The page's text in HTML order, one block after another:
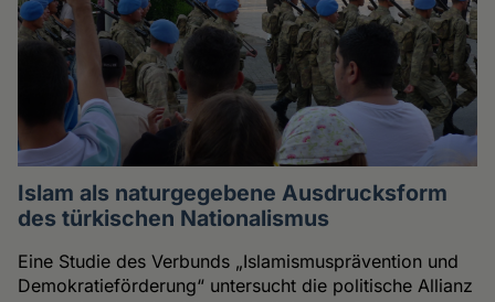
Islam als naturgegebene Ausdrucksform
des türkischen Nationalismus
Eine Studie des Verbunds „Islamismusprävention und
Demokratieförderung“ untersucht die politische Allianz